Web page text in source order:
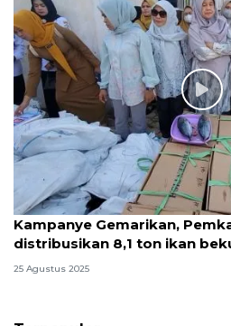
Kampanye Gemarikan,
distribusikan 8,1 ton ikan
25 Agustus 2025